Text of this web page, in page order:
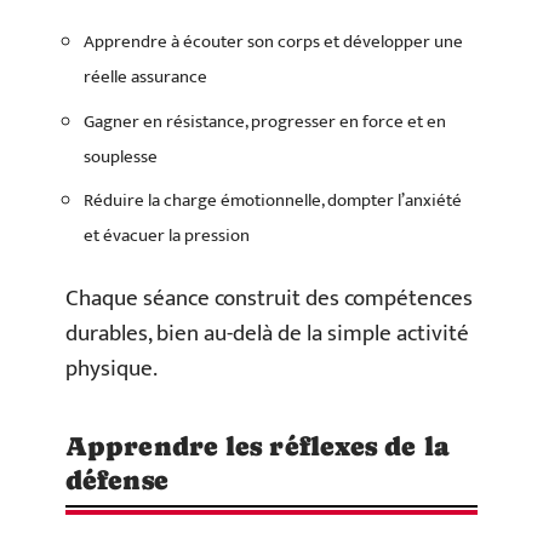
Apprendre à écouter son corps et développer une
réelle assurance
Gagner en résistance, progresser en force et en
souplesse
Réduire la charge émotionnelle, dompter l’anxiété
et évacuer la pression
Chaque séance construit des compétences
durables, bien au-delà de la simple activité
physique.
Apprendre les réflexes de la
défense